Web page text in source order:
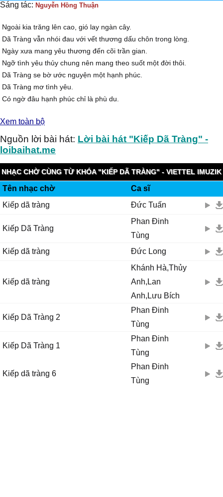
Sáng tác: Nguyễn Hồng Thuận
Ngoài kia trăng lên cao, gió lay ngàn cây.
Dã Tràng vẫn nhói đau với vết thương dấu chôn trong lòng.
Ngày xưa mang yêu thương đến cõi trần gian.
Ngỡ tình yêu thủy chung nên mang theo suốt một đời thôi.
Dã Tràng se bờ ước nguyện một hạnh phúc.
Dã Tràng mơ tình yêu.
Có ngờ đâu hạnh phúc chỉ là phù du.
Kiếp Dã Tràng se cát đêm để rồi con sóng xô tan tành.
Kiếp Dã Tràng sao đớn đau như tình tôi suốt những ngày qua.
Cho thật nhiều không tiếc chi để rồi đổi lấy lại được gì?
Ngoài kia trăng lên cao, gió cũng buồn đau.
Dã tràng vẫn ngóng trông vẫn mãi se giấc mơ tình yêu.
Ngoài kia trăng lên cao.
Gió cũng buồn đau.
Dã Tràng đã chết theo con sóng xô đáy nơi đại dương.
Ngoài kia trăng lên cao.
Xem toàn bộ
Nguồn lời bài hát: Lời bài hát "Kiếp Dã Tràng" -
loibaihat.me
NHẠC CHỜ CÙNG TỪ KHÓA "KIẾP DÃ TRÀNG" - VIETTEL IMUZIK
Tên nhạc chờ
Ca sĩ
Kiếp dã tràng
Đức Tuấn
Kiếp Dã Tràng
Phan Đinh
Tùng
Kiếp dã tràng
Đức Long
Kiếp dã tràng
Khánh Hà,Thủy
Anh,Lan
Anh,Lưu Bích
Kiếp Dã Tràng 2
Phan Đinh
Tùng
Kiếp Dã Tràng 1
Phan Đinh
Tùng
Kiếp dã tràng 6
Phan Đinh
Tùng